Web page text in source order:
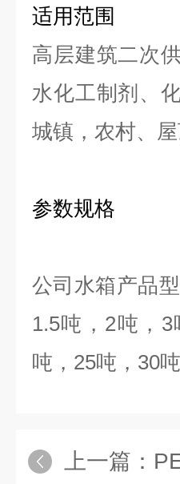
适用范围
高层建筑二次
水化工制剂、
城镇，农村、
参数规格
公司水箱产品
1.5吨， 2吨， 3
吨， 25吨， 30
上一篇：